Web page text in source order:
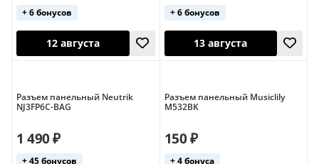
12 августа
+ 6 бонусов + 6 бонусов
Разъем панельный Neutrik
NJ3FP6C-BAG
1 490 ₽
+ 45 бонусов
Разъем панельный Musiclily
M532BK
150 ₽
+ 4 бонуса